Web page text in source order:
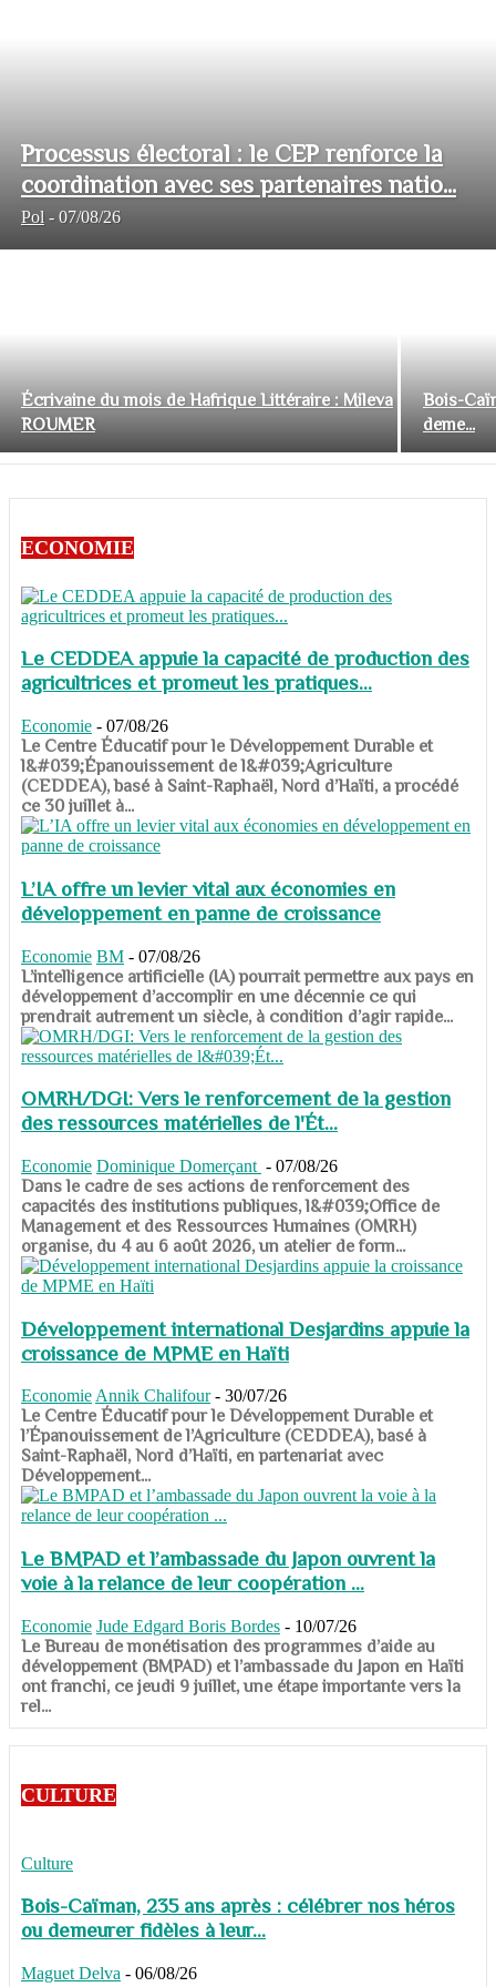
Processus électoral : le CEP renforce la
coordination avec ses partenaires natio...
Pol - 07/08/26
Écrivaine du mois de Hafrique Littéraire : Mileva
ROUMER
Bois-
deme...
ECONOMIE
Le CEDDEA appuie la capacité de production des
agricultrices et promeut les pratiques...
Economie - 07/08/26
​​​​​​​Le Centre Éducatif pour le Développement Durable et
l&#039;Épanouissement de l&#039;Agriculture
(CEDDEA), basé à Saint-Raphaël, Nord d’Haïti, a procédé
ce 30 juillet à...
L’IA offre un levier vital aux économies en
développement en panne de croissance
Economie BM - 07/08/26
​​​​​​​L’intelligence artificielle (IA) pourrait permettre aux pays en
développement d’accomplir en une décennie ce qui
prendrait autrement un siècle, à condition d’agir rapide...
OMRH/DGI: Vers le renforcement de la gestion
des ressources matérielles de l'Ét...
Economie Dominique Domerçant - 07/08/26
Dans le cadre de ses actions de renforcement des
capacités des institutions publiques, l&#039;Office de
Management et des Ressources Humaines (OMRH)
organise, du 4 au 6 août 2026, un atelier de form...
Développement international Desjardins appuie la
croissance de MPME en Haïti
Economie Annik Chalifour - 30/07/26
​​​​​​​Le Centre Éducatif pour le Développement Durable et
l’Épanouissement de l’Agriculture (CEDDEA), basé à
Saint-Raphaël, Nord d’Haïti, en partenariat avec
Développement...
Le BMPAD et l’ambassade du Japon ouvrent la
voie à la relance de leur coopération ...
Economie Jude Edgard Boris Bordes - 10/07/26
​​​​​​​Le Bureau de monétisation des programmes d’aide au
développement (BMPAD) et l’ambassade du Japon en Haïti
ont franchi, ce jeudi 9 juillet, une étape importante vers la
rel...
CULTURE
Culture
Bois-Caïman, 235 ans après : célébrer nos héros
ou demeurer fidèles à leur...
Maguet Delva - 06/08/26